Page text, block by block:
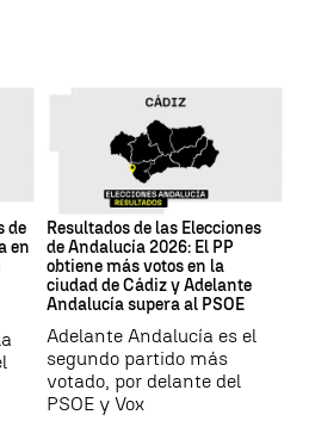
de
en
Resultados de las Elecciones
de Andalucía 2026: El PP
obtiene más votos en la
ciudad de Cádiz y Adelante
Andalucía supera al PSOE
Adelante Andalucía es el
segundo partido más
votado, por delante del
PSOE y Vox